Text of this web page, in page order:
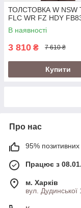
ТОЛСТОВКА W NSW
FLC WR FZ HDY
В наявності
3 810 ₴ 7 610 ₴
Купити
Про нас
95% позитивних
Працює з
м. Харків
вул. Дудинської